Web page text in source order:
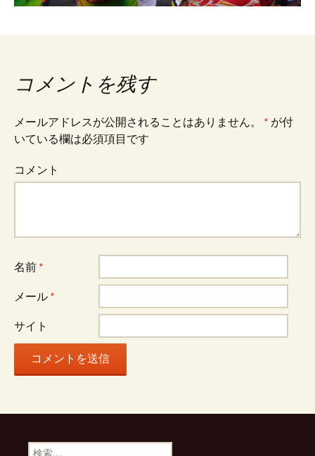
コメントを残す
メールアドレスが公開されることはありません。 * が付
いている欄は必須項目です
コメント
名前 *
メール *
サイト
検